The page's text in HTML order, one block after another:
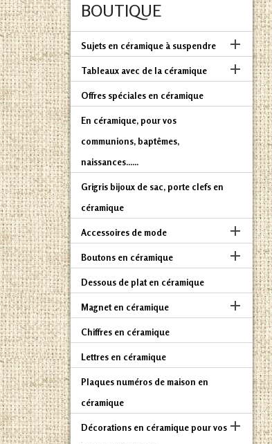
BOUTIQUE
Sujets en céramique à suspendre 
Tableaux avec de la céramique 
Offres spéciales en céramique
En céramique, pour vos
communions, baptêmes,
naissances......
Grigris bijoux de sac, porte clefs en
céramique
Accessoires de mode 
Boutons en céramique 
Dessous de plat en céramique
Magnet en céramique 
Chiffres en céramique
Lettres en céramique
Plaques numéros de maison en
céramique
Décorations en céramique pour vos 